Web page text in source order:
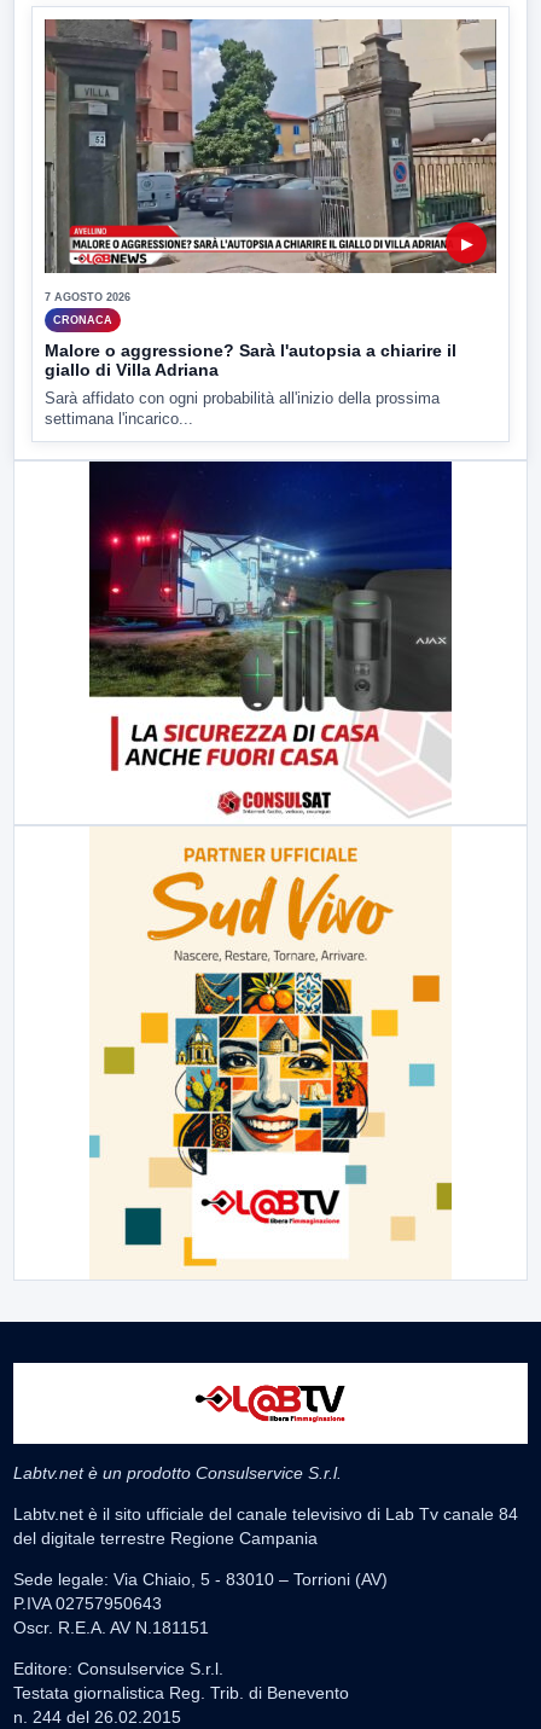
▶
7 AGOSTO 2026
CRONACA
Malore o aggressione? Sarà l'autopsia a chiarire il
giallo di Villa Adriana
Sarà affidato con ogni probabilità all'inizio della prossima
settimana l'incarico...
Labtv.net è un prodotto Consulservice S.r.l.
Labtv.net è il sito ufficiale del canale televisivo di Lab Tv canale 84
del digitale terrestre Regione Campania
Sede legale: Via Chiaio, 5 - 83010 – Torrioni (AV)
P.IVA 02757950643
Oscr. R.E.A. AV N.181151
Editore: Consulservice S.r.l.
Testata giornalistica Reg. Trib. di Benevento
n. 244 del 26.02.2015